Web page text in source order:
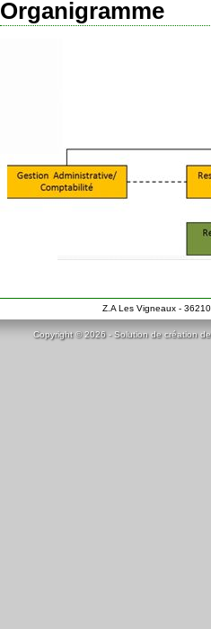
Organigramme
Z.A Les Vigneaux -
Copyright © 2026 - Solution de création